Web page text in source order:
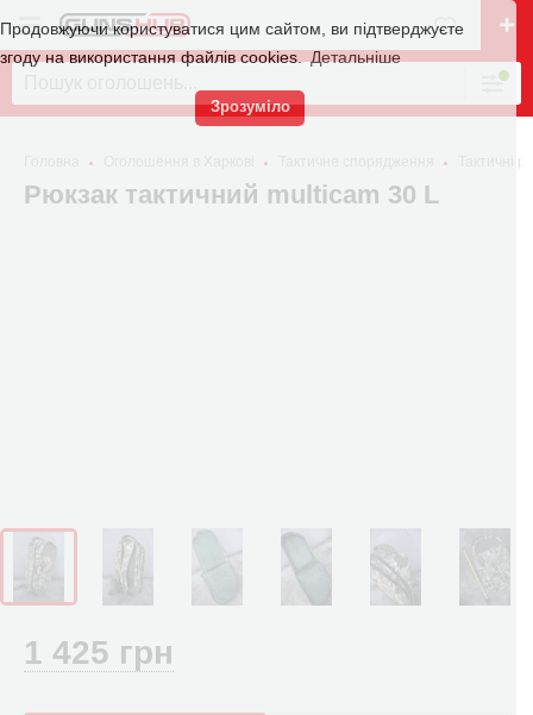
Продовжуючи користуватися цим сайтом, ви підтверджуєте
згоду на використання файлів cookies.
Детальніше
Зрозуміло
Тактичні
Рюкзак тактичний multicam 30 L
1 425 грн